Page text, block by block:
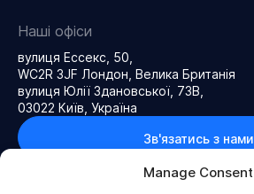
Manage Consent
Зв'язатись з нами
Наші офіси
вулиця Ессекс, 50,
WC2R 3JF Лондон, Велика Британія
вулиця Юлії Здановської, 73В,
03022 Київ, Україна